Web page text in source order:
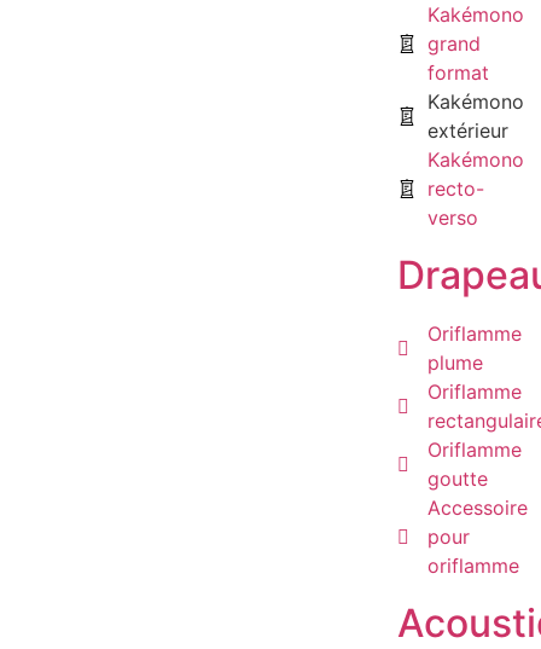
Kakémono
grand
format
Kakémono
extérieur
Kakémono
recto-
verso
Oriflamme
plume
Oriflamme
Oriflamme
goutte
Accessoire
pour
oriflamme